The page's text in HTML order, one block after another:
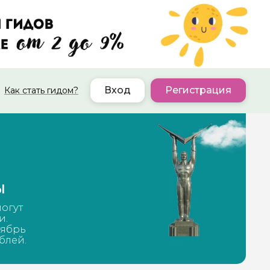
Как стать гидом? Вход Регистрация